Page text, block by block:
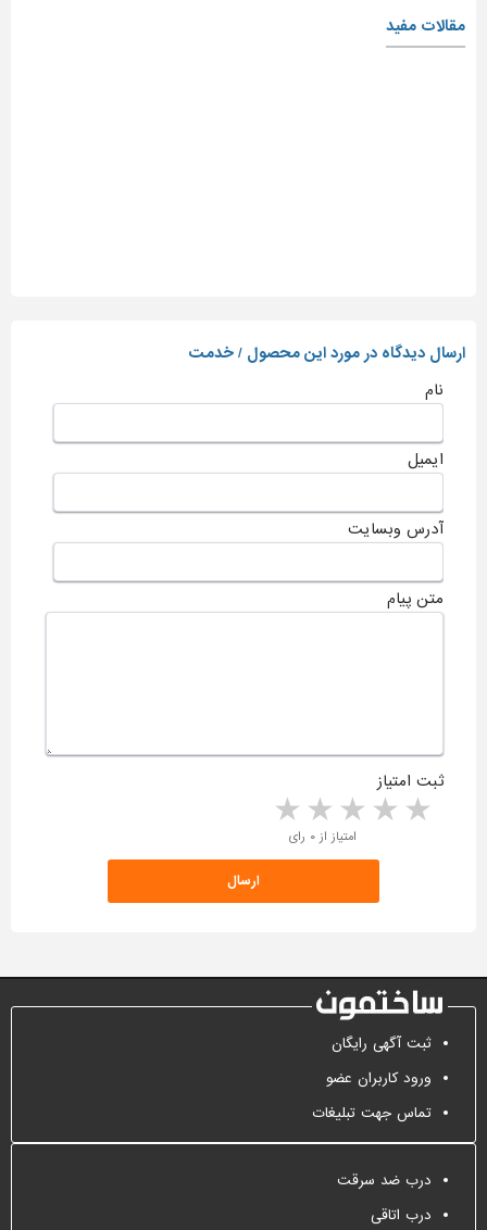
مقالات مفید
ارسال دیدگاه در مورد این محصول / خدمت
نام
ایمیل
آدرس وبسایت
متن پیام
ثبت امتیاز
4 stars 3 stars 2 stars 1 star امتیاز از ۰ رای
ثبت آگهی رایگان
ورود کاربران عضو
تماس جهت تبلیغات
درب ضد سرقت
درب اتاقی